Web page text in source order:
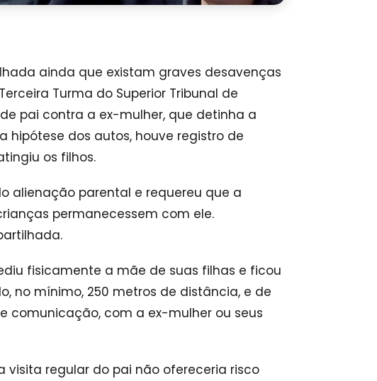
ainda que existam graves desavenças
Turma do Superior Tribunal de
pai contra a ex-mulher, que detinha a
hipótese dos autos, houve registro de
os filhos.
alienação parental e requereu que a
permanecessem com ele.
fisicamente a mãe de suas filhas e ficou
no mínimo, 250 metros de distância, e de
comunicação, com a ex-mulher ou seus
visita regular do pai não ofereceria risco